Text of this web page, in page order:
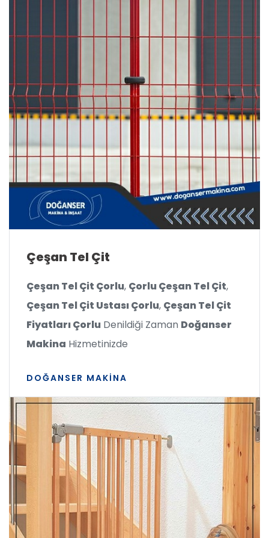
Çeşan Tel Çit
Çeşan Tel Çit Çorlu, Çorlu Çeşan Tel Çit,
Çeşan Tel Çit Ustası Çorlu, Çeşan Tel Çit
Fiyatları Çorlu Denildiği Zaman Doğanser
Makina Hizmetinizde
DOĞANSER MAKINA